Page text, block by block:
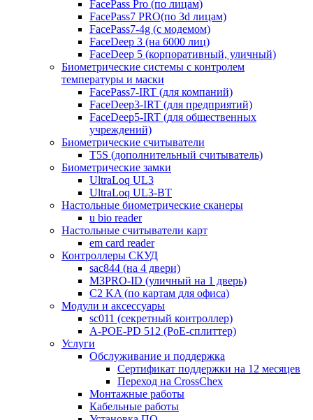
FacePass Pro (по лицам)
FacePass7 PRO(по 3d лицам)
FacePass7-4g (с модемом)
FaceDeep 3 (на 6000 лиц)
FaceDeep 5 (корпоративный, уличный)
Биометрические системы с контролем
температуры и маски
FacePass7-IRT (для компаний)
FaceDeep3-IRT (для предприятий)
FaceDeep5-IRT (для общественных
учреждений)
Биометрические считыватели
T5S (дополнительный считыватель)
Биометрические замки
UltraLoq UL3
UltraLoq UL3-BT
Настольные биометрические сканеры
u bio reader
Настольные считыватели карт
em card reader
Контроллеры СКУД
sac844 (на 4 двери)
M3PRO-ID (уличный на 1 дверь)
C2 KA (по картам для офиса)
Модули и аксессуары
sc011 (секретный контроллер)
A-POE-PD 512 (PoE-сплиттер)
Услуги
Обслуживание и поддержка
Сертификат поддержки на 12 месяцев
Переход на CrossChex
Монтажные работы
Кабельные работы